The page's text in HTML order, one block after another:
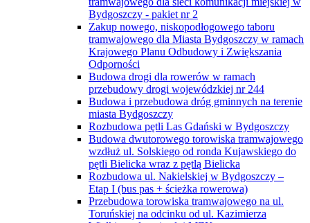
Bydgoszczy - pakiet nr 2
Zakup nowego, niskopodłogowego taboru
tramwajowego dla Miasta Bydgoszczy w ramach
Krajowego Planu Odbudowy i Zwiększania
Odporności
Budowa drogi dla rowerów w ramach
przebudowy drogi wojewódzkiej nr 244
Budowa i przebudowa dróg gminnych na terenie
miasta Bydgoszczy
Rozbudowa pętli Las Gdański w Bydgoszczy
Budowa dwutorowego torowiska tramwajowego
wzdłuż ul. Solskiego od ronda Kujawskiego do
pętli Bielicka wraz z pętlą Bielicka
Rozbudowa ul. Nakielskiej w Bydgoszczy –
Etap I (bus pas + ścieżka rowerowa)
Przebudowa torowiska tramwajowego na ul.
Toruńskiej na odcinku od ul. Kazimierza